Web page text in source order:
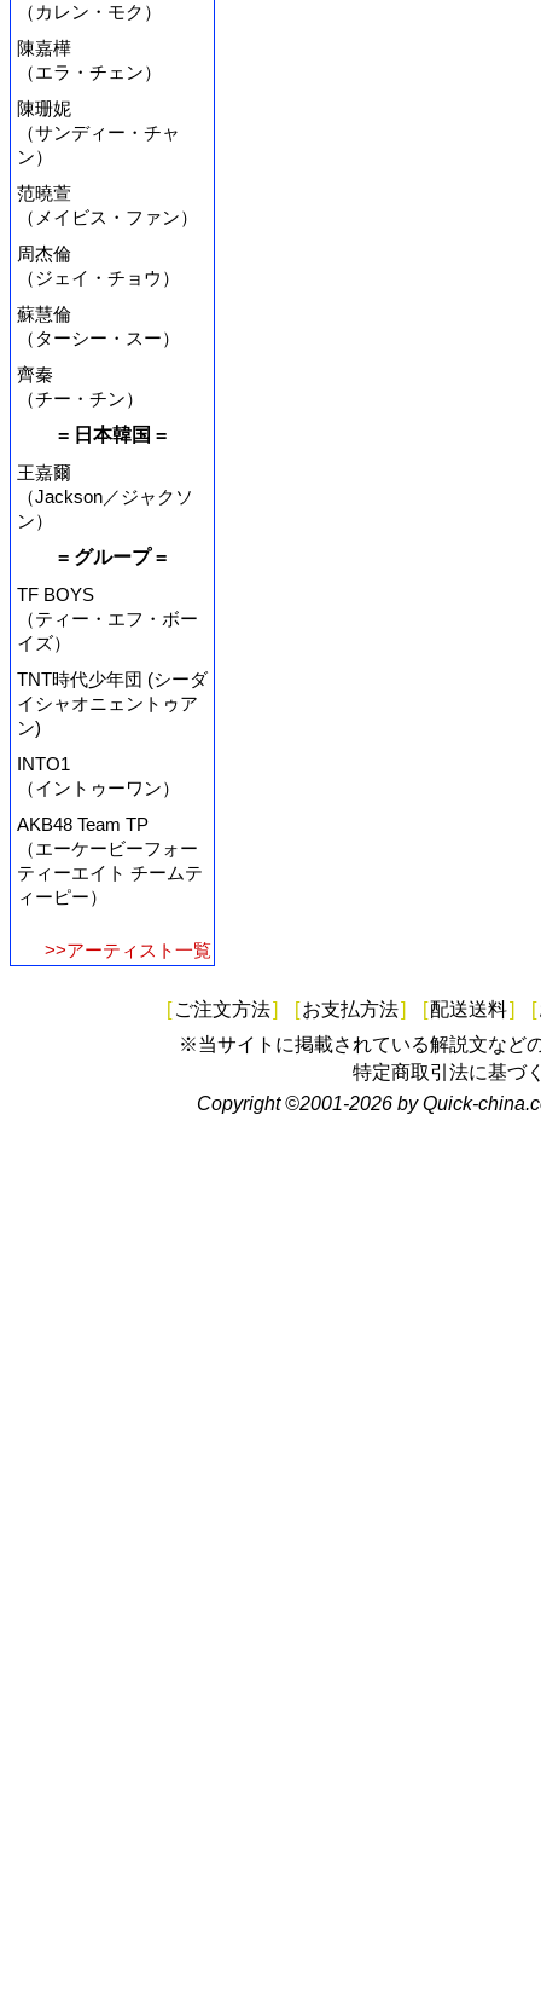
（カレン・モク）
陳嘉樺
（エラ・チェン）
陳珊妮
（サンディー・チャ
ン）
范曉萱
（メイビス・ファン）
周杰倫
（ジェイ・チョウ）
蘇慧倫
（ターシー・スー）
齊秦
（チー・チン）
= 日本韓国 =
王嘉爾
（Jackson／ジャクソ
ン）
= グループ =
TF BOYS
（ティー・エフ・ボー
イズ）
TNT時代少年団 (シーダ
イシャオニェントゥア
ン)
INTO1
（イントゥーワン）
AKB48 Team TP
（エーケービーフォー
ティーエイト チームテ
ィーピー）
>>アーティスト一覧
[ ご注文方法] [お支払方法] [配送送料] [
※当サイトに掲載されている解説文など
特定商取引法に基づ
Copyright ©2001-2026 by Quick-